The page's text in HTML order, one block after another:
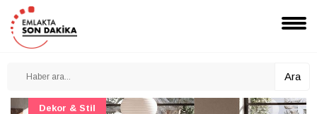
Ara
Dekor & Stil